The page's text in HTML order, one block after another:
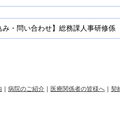
み・問い合わせ】総務課人事研修
病院のご紹介 医療関係者の皆様へ 契